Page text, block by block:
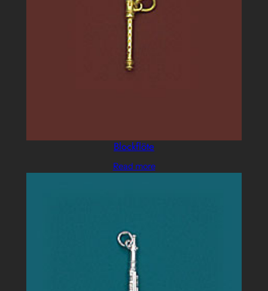
Blockflöte
Read more